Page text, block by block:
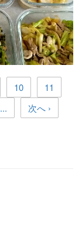
10
11
...
次へ ›